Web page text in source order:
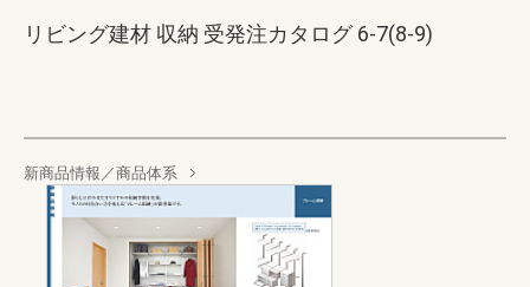
リビング建材 収納 受発注カタログ 6-7(8-9)
新商品情報／商品体系